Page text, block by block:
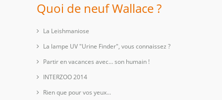
Quoi de neuf Wallace ?
La Leishmaniose
La lampe UV "Urine Finder", vous connaissez ?
Partir en vacances avec… son humain !
INTERZOO 2014
Rien que pour vos yeux...